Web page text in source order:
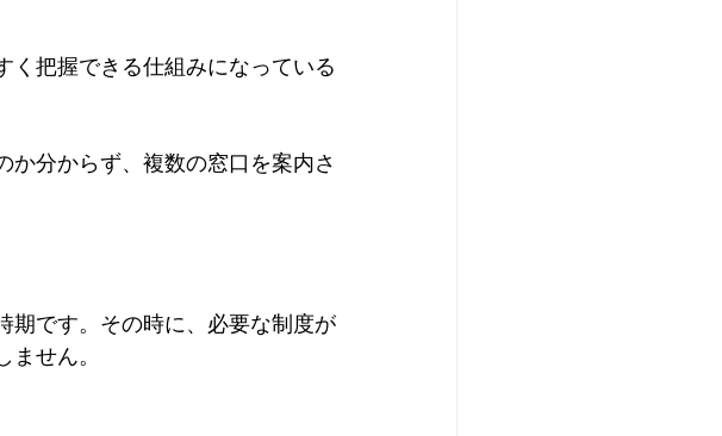
く把握できる仕組みになっている
分からず、複数の窓口を案内さ
期です。その時に、必要な制度が
せん。